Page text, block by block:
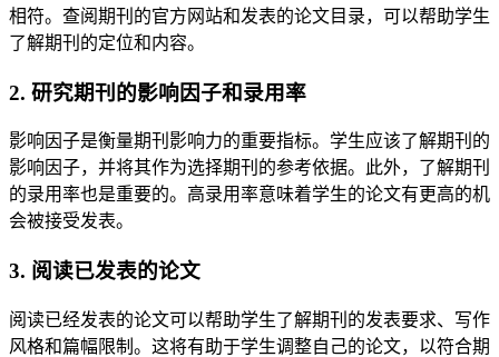
相符。查阅期刊的官方网站和发表的论文目录，可以帮助学生
了解期刊的定位和内容。
2. 研究期刊的影响因子和录用率
影响因子是衡量期刊影响力的重要指标。学生应该了解期刊的
影响因子，并将其作为选择期刊的参考依据。此外，了解期刊
的录用率也是重要的。高录用率意味着学生的论文有更高的机
会被接受发表。
3. 阅读已发表的论文
阅读已经发表的论文可以帮助学生了解期刊的发表要求、写作
风格和篇幅限制。这将有助于学生调整自己的论文，以符合期